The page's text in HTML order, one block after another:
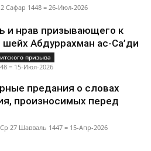
Сафар 1448 = 26-Июл-2026
и нрав призывающего к
Абдуррахман ас-Са’ди
призыва
= 15-Июл-2026
предания о словах
произносимых перед
Ср 27 Шавваль 1447 = 15-Апр-2026